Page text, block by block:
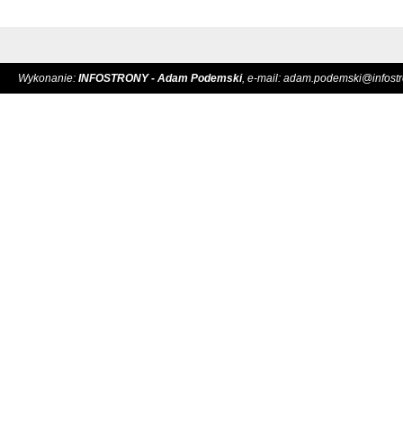
Wykonanie: INFOSTRONY - Adam Podemski, e-mail: